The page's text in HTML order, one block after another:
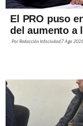
El PRO puso
del aumento a
PorRedacción Infociudad 7 Ago 2026